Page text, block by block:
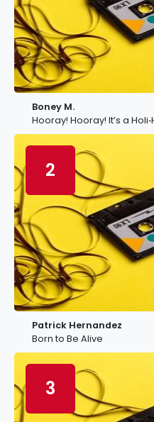
Boney M.
Hooray! Hooray! It’s a
2
Patrick Hernandez
Born to Be Alive
3